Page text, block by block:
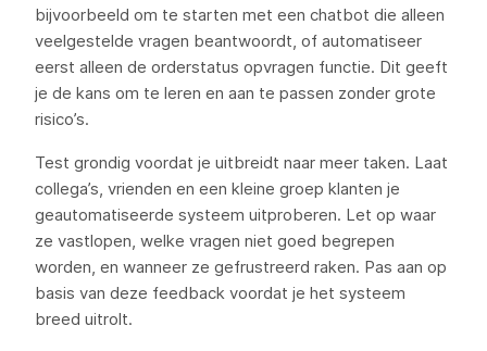
bijvoorbeeld om te starten met een chatbot die alleen
veelgestelde vragen beantwoordt, of automatiseer
eerst alleen de orderstatus opvragen functie. Dit geeft
je de kans om te leren en aan te passen zonder grote
risico’s.
Test grondig voordat je uitbreidt naar meer taken. Laat
collega’s, vrienden en een kleine groep klanten je
geautomatiseerde systeem uitproberen. Let op waar
ze vastlopen, welke vragen niet goed begrepen
worden, en wanneer ze gefrustreerd raken. Pas aan op
basis van deze feedback voordat je het systeem
breed uitrolt.